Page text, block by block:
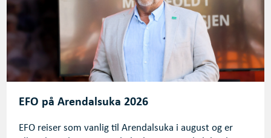
EFO på Arendalsuka 2026
EFO reiser som vanlig til Arendalsuka i august og er